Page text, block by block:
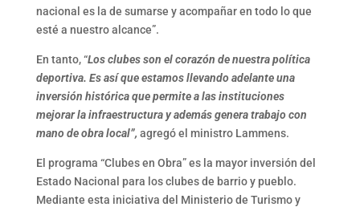
nacional es la de sumarse y acompañar en todo lo que
esté a nuestro alcance”.
En tanto, “Los clubes son el corazón de nuestra política
deportiva. Es así que estamos llevando adelante una
inversión histórica que permite a las instituciones
mejorar la infraestructura y además genera trabajo con
mano de obra local”, agregó el ministro Lammens.
El programa “Clubes en Obra” es la mayor inversión del
Estado Nacional para los clubes de barrio y pueblo.
Mediante esta iniciativa del Ministerio de Turismo y